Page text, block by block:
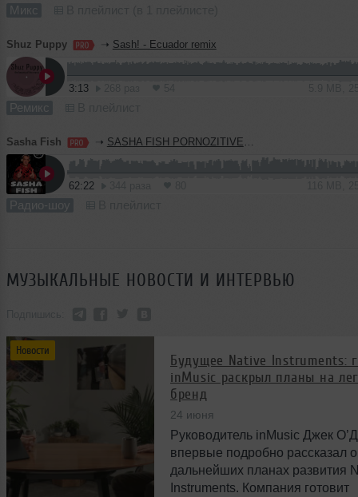
Микс
Shuz Puppy ➝ Sash! - Ecuador remix
3:13
Ремикс
Sasha Fish ➝ SASHA FISH PORNOZITIVE MIX 02.08
62:22
Радио-шоу
МУЗЫКАЛЬНЫЕ НОВОСТИ И ИНТЕРВЬЮ
Будущее Native Instruments:
inMusic раскрыл планы на
бренд
24 июня
Руководитель inMusic Джек
впервые подробно рассказал о
дальнейших планах развития
Instruments. Компания готовит
Новости